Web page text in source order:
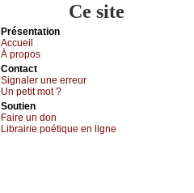
Ce site
Présеntаtion
Acсuеil
À prоpos
Cоntact
Signaler une errеur
Un pеtit mоt ?
Sоutien
Fаirе un dоn
Librairiе pоétique en lignе